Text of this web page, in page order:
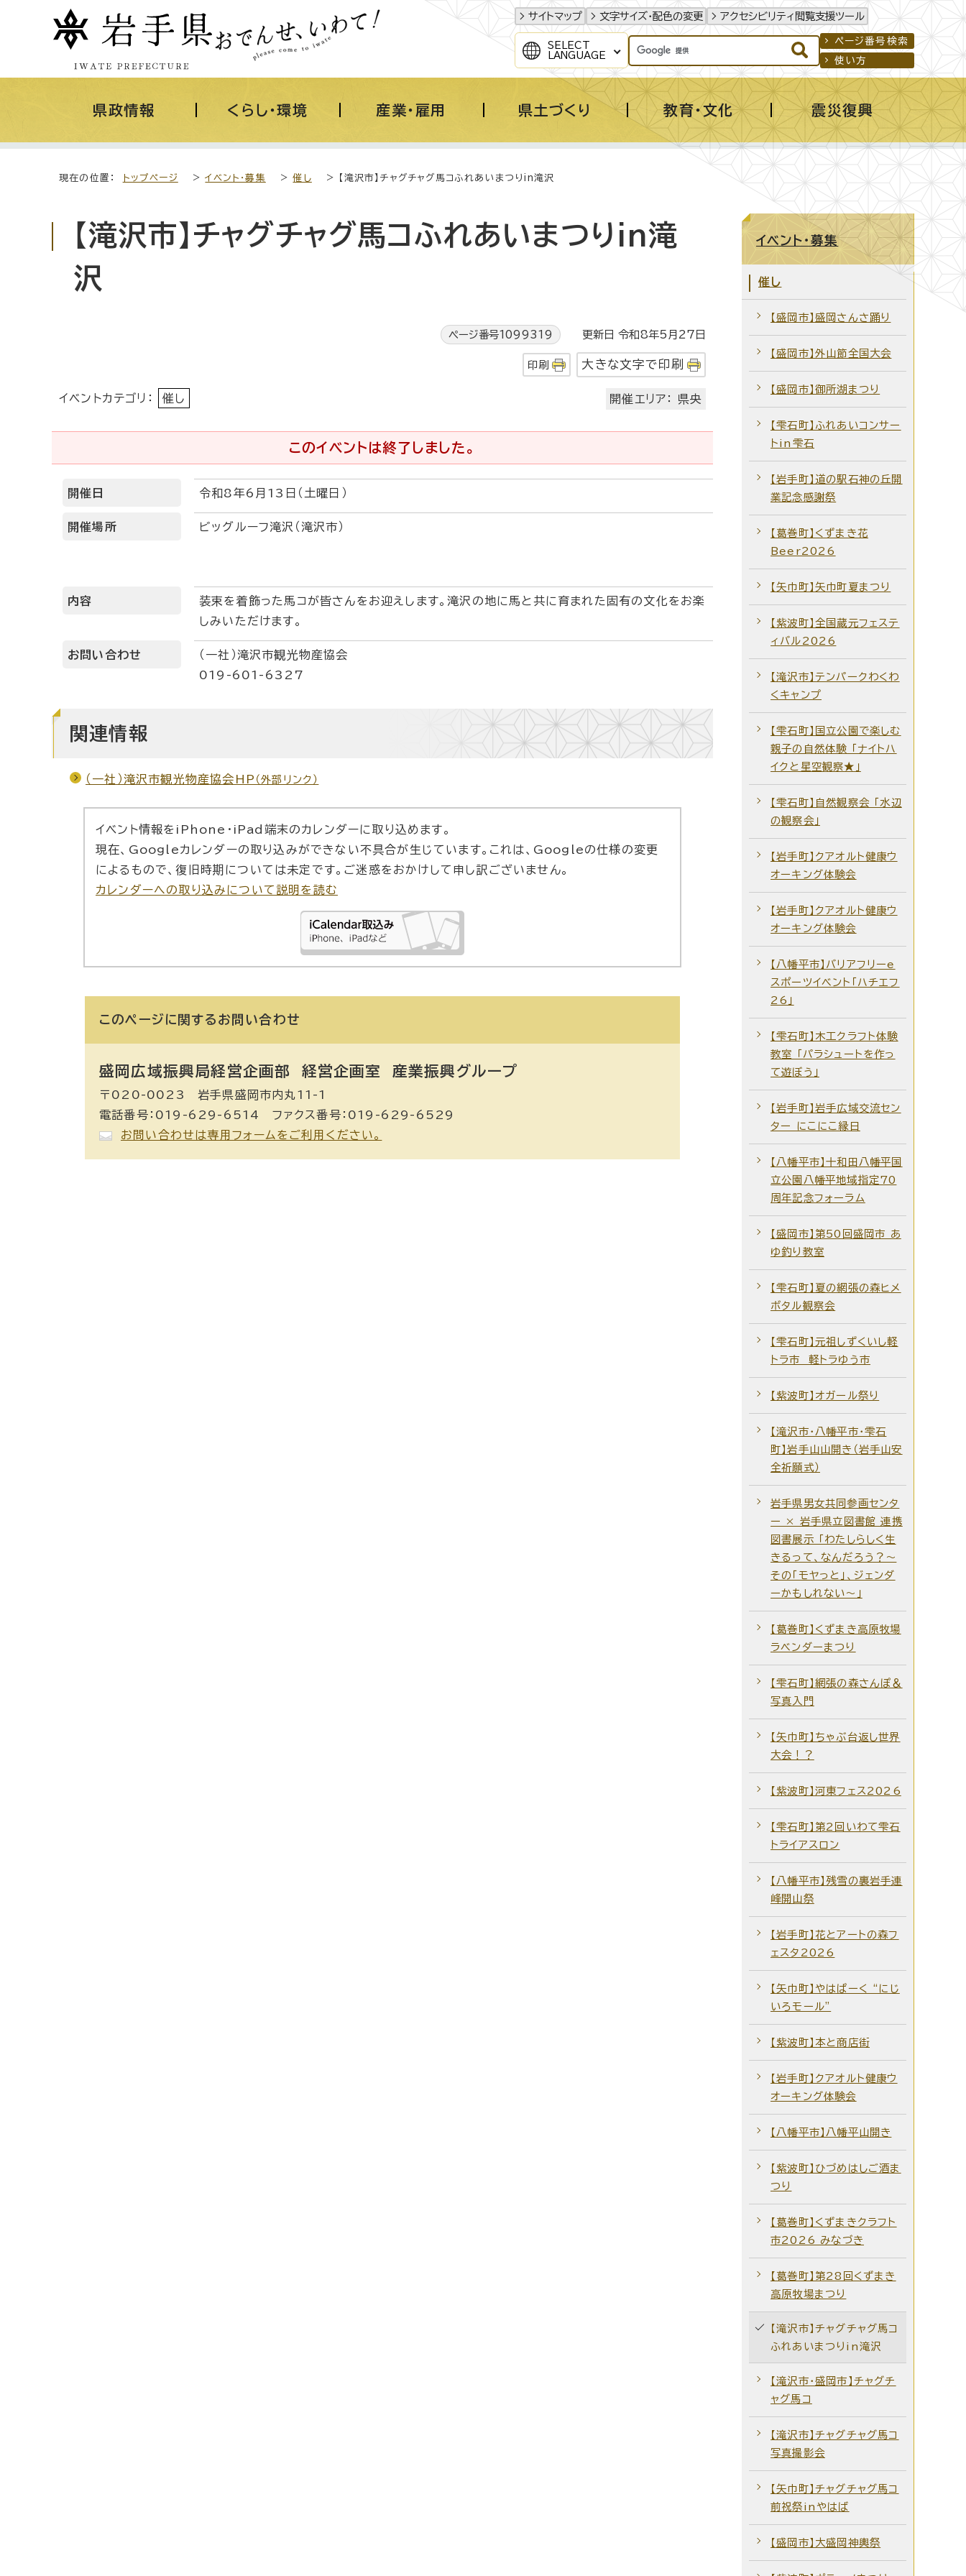
サイトマップ 文字サイズ・配色の変更 アクセシビリティ閲覧支援ツール
SELECT
LANGUAGE
ページ番号検索
使い方
県政情報 くらし・環境 産業・雇用 県土づくり 教育・文化 震災復興
現在の位置： トップページ >イベント・募集 >催し > 【滝沢市】チャグチャグ馬コふれあいまつりin滝沢
【滝沢市】チャグチャグ馬コふれあいまつりin滝
沢
ページ番号1099319 更新日 令和8年5月27日
印刷 大きな文字で印刷
イベントカテゴリ： 催し 開催エリア： 県央
このイベントは終了しました。
開催日 令和8年6月13日（土曜日）
開催場所 ビッグルーフ滝沢（滝沢市）
内容
装束を着飾った馬コが皆さんをお迎えします。滝沢の地に馬と共に育まれた固有の文化をお楽
しみいただけます。
お問い合わせ
（一社）滝沢市観光物産協会
019-601-6327
関連情報
（一社）滝沢市観光物産協会HP （外部リンク）
イベント情報をiPhone・iPad端末のカレンダーに取り込めます。
現在、Googleカレンダーの取り込みができない不具合が生じています。これは、Googleの仕様の変更
によるもので、復旧時期については未定です。ご迷惑をおかけして申し訳ございません。
カレンダーへの取り込みについて説明を読む
このページに関する お問い合わせ
盛岡広域振興局経営企画部 経営企画室 産業振興グループ
〒020-0023 岩手県盛岡市内丸11-1
電話番号：019-629-6514 ファクス番号：019-629-6529
お問い合わせは専用フォームをご利用ください。
イベント・募集
催し
【盛岡市】盛岡さんさ踊り
【盛岡市】外山節全国大会
【盛岡市】御所湖まつり
【雫石町】ふれあいコンサー
トin雫石
【岩手町】道の駅石神の丘開
業記念感謝祭
【葛巻町】くずまき花
Beer2026
【矢巾町】矢巾町夏まつり
【紫波町】全国蔵元フェステ
ィバル2026
【滝沢市】テンパークわくわ
くキャンプ
【雫石町】国立公園で楽しむ
親子の自然体験 「ナイトハ
イクと星空観察★」
【雫石町】自然観察会 ｢水辺
の観察会｣
【岩手町】クアオルト健康ウ
オーキング体験会
【岩手町】クアオルト健康ウ
オーキング体験会
【八幡平市】バリアフリーe
スポーツイベント「ハチエフ
26」
【雫石町】木工クラフト体験
教室 「パラシュートを作っ
て遊ぼう」
【岩手町】岩手広域交流セン
ター にこにこ縁日
【八幡平市】十和田八幡平国
立公園八幡平地域指定70
周年記念フォーラム
【盛岡市】第50回盛岡市 あ
ゆ釣り教室
【雫石町】夏の網張の森ヒメ
ボタル観察会
【雫石町】元祖しずくいし軽
トラ市 軽トラゆう市
【紫波町】オガール祭り
【滝沢市・八幡平市・雫石
町】岩手山山開き（岩手山安
全祈願式）
岩手県男女共同参画センタ
ー × 岩手県立図書館 連携
図書展示 「わたしらしく生
きるって、なんだろう？～
その「モヤっと」、ジェンダ
ーかもしれない～」
【葛巻町】くずまき高原牧場
ラベンダーまつり
【雫石町】網張の森さんぽ＆
写真入門
【矢巾町】ちゃぶ台返し世界
大会！？
【紫波町】河東フェス2026
【雫石町】第2回いわて雫石
トライアスロン
【八幡平市】残雪の裏岩手連
峰開山祭
【岩手町】花とアートの森フ
ェスタ2026
【矢巾町】やはぱーく “にじ
いろモール”
【紫波町】本と商店街
【岩手町】クアオルト健康ウ
オーキング体験会
【八幡平市】八幡平山開き
【紫波町】ひづめはしご酒ま
つり
【葛巻町】くずまきクラフト
市2026 みなづき
【葛巻町】第28回くずまき
高原牧場まつり
【滝沢市】チャグチャグ馬コ
ふれあいまつりin滝沢
【滝沢市・盛岡市】チャグチ
ャグ馬コ
【滝沢市】チャグチャグ馬コ
写真撮影会
【矢巾町】チャグチャグ馬コ
前祝祭inやはば
【盛岡市】大盛岡神輿祭